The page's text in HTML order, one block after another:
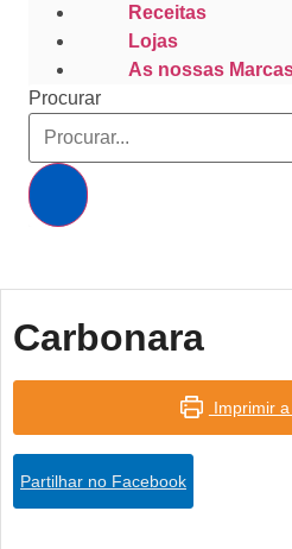
Receitas
Lojas
As nossas
Procurar
Carbonara
Imprimir
Partilhar no Facebook